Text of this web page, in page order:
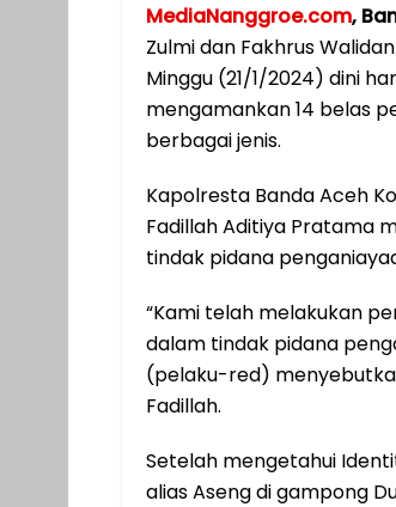
MediaNanggroe.com,
Zulmi dan Fakhrus
Minggu (21/1/2024) dini
mengamankan 14 belas
berbagai jenis.
Kapolresta Banda Aceh
Fadillah Aditiya Pratama
tindak pidana
“Kami telah melakukan
dalam tindak pidana
(pelaku-red)
Fadillah.
Setelah mengetahui
alias Aseng di gampong